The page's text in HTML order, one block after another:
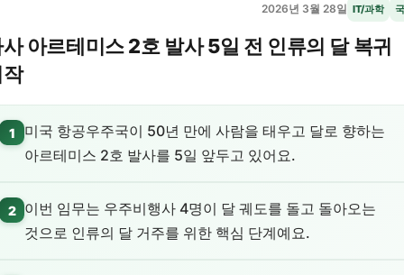
2026년 3월 28일 IT/과학
아르테미스 2호 발사 5일 전 인류의 달 복귀
1
미국 항공우주국이 50년 만에 사람을 태우고 달로 향하는
아르테미스 2호 발사를 5일 앞두고 있어요.
2
이번 임무는 우주비행사 4명이 달 궤도를 돌고 돌아오는
것으로 인류의 달 거주를 위한 핵심 단계예요.